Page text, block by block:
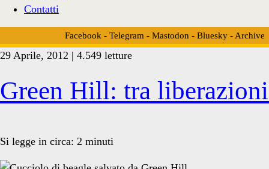
Contatti
Facebook - Telegram - Mastodon - Bluesky- Archive
29 Aprile, 2012 | 4.549 letture
Green Hill: tra
Si legge in circa: 2 minuti